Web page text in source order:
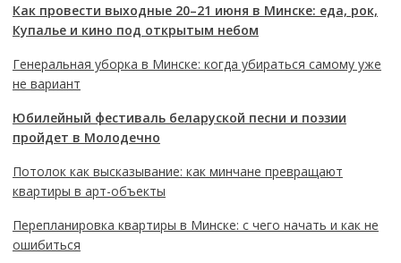
Как провести выходные 20–21 июня в Минске: еда, рок,
Купалье и кино под открытым небом
Генеральная уборка в Минске: когда убираться самому уже
не вариант
Юбилейный фестиваль беларуской песни и поэзии
пройдет в Молодечно
Потолок как высказывание: как минчане превращают
квартиры в арт-объекты
Перепланировка квартиры в Минске: с чего начать и как не
ошибиться